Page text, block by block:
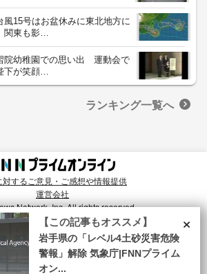
風15号はお盆休みに東北地方に
東も影…
院幼稚園での思い出 運動会で
下が笑顔…
ランキング一覧へ
対するご意見・ご感想や情報提供
運営会社
Network, Inc. All rights reserved.
ーズ・興味・関⼼に合致したコンテンツや広告配信を提供する
ます。詳細は、プライバシーポリシー をご確認ください。×
【この記事もオススメ】
岩手県の「レベル4土砂災害危険
警報」解除 気象庁|FNNプライム
オン...